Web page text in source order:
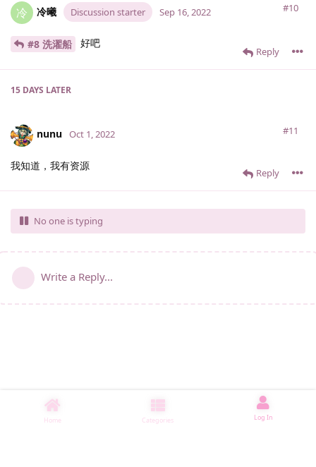
冷 冷曦 Discussion starter #10
Sep 16, 2022
#8 洗濯船 好吧
Reply
15 DAYS LATER
nunu #11
Oct 1, 2022
我知道，我有资源
Reply
No one is typing
Write a Reply...
Home Categories Log In